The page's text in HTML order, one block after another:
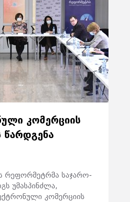
ᲙᲝᲛᲔᲠᲪᲘᲘᲡ
რეფორმეტრმა საჯარო-
უმასპინძლა,
კომერციის